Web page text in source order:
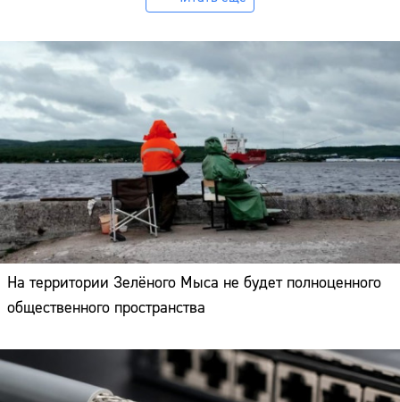
На территории Зелёного Мыса не будет полноценного
общественного пространства